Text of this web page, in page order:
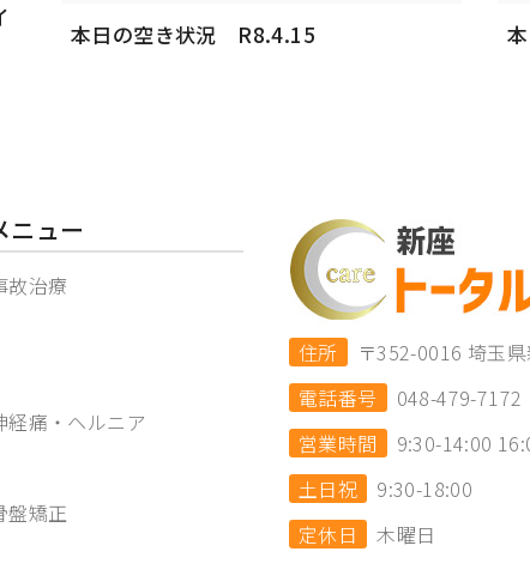
本日の空き状況 R8.4.15
ニュー
故治療
経痛・ヘルニア
盤矯正
住所
〒352-0016 埼玉
電話番号
048-479-7172
営業時間
9:30-14:00
土日祝
9:30-18:00
定休日
木曜日